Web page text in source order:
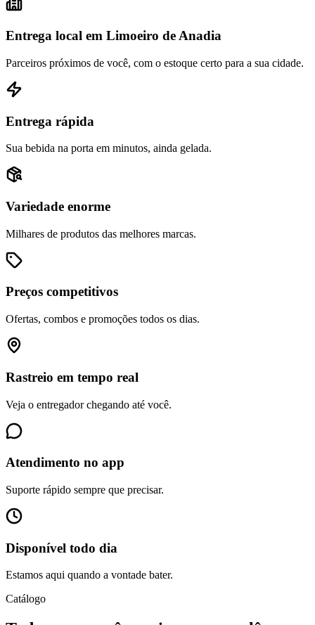
Entrega local em Limoeiro de Anadia
Parceiros próximos de você, com o estoque certo para a sua cidade.
Entrega rápida
Sua bebida na porta em minutos, ainda gelada.
Variedade enorme
Milhares de produtos das melhores marcas.
Preços competitivos
Ofertas, combos e promoções todos os dias.
Rastreio em tempo real
Veja o entregador chegando até você.
Atendimento no app
Suporte rápido sempre que precisar.
Disponível todo dia
Estamos aqui quando a vontade bater.
Catálogo